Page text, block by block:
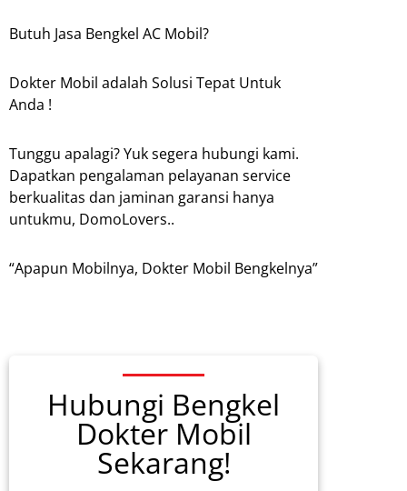
Butuh Jasa Bengkel AC Mobil?
Dokter Mobil adalah Solusi Tepat Untuk
Anda !
Tunggu apalagi? Yuk segera hubungi kami.
Dapatkan pengalaman pelayanan service
berkualitas dan jaminan garansi hanya
untukmu, DomoLovers..
“Apapun Mobilnya, Dokter Mobil Bengkelnya”
Hubungi Bengkel
Dokter Mobil
Sekarang!